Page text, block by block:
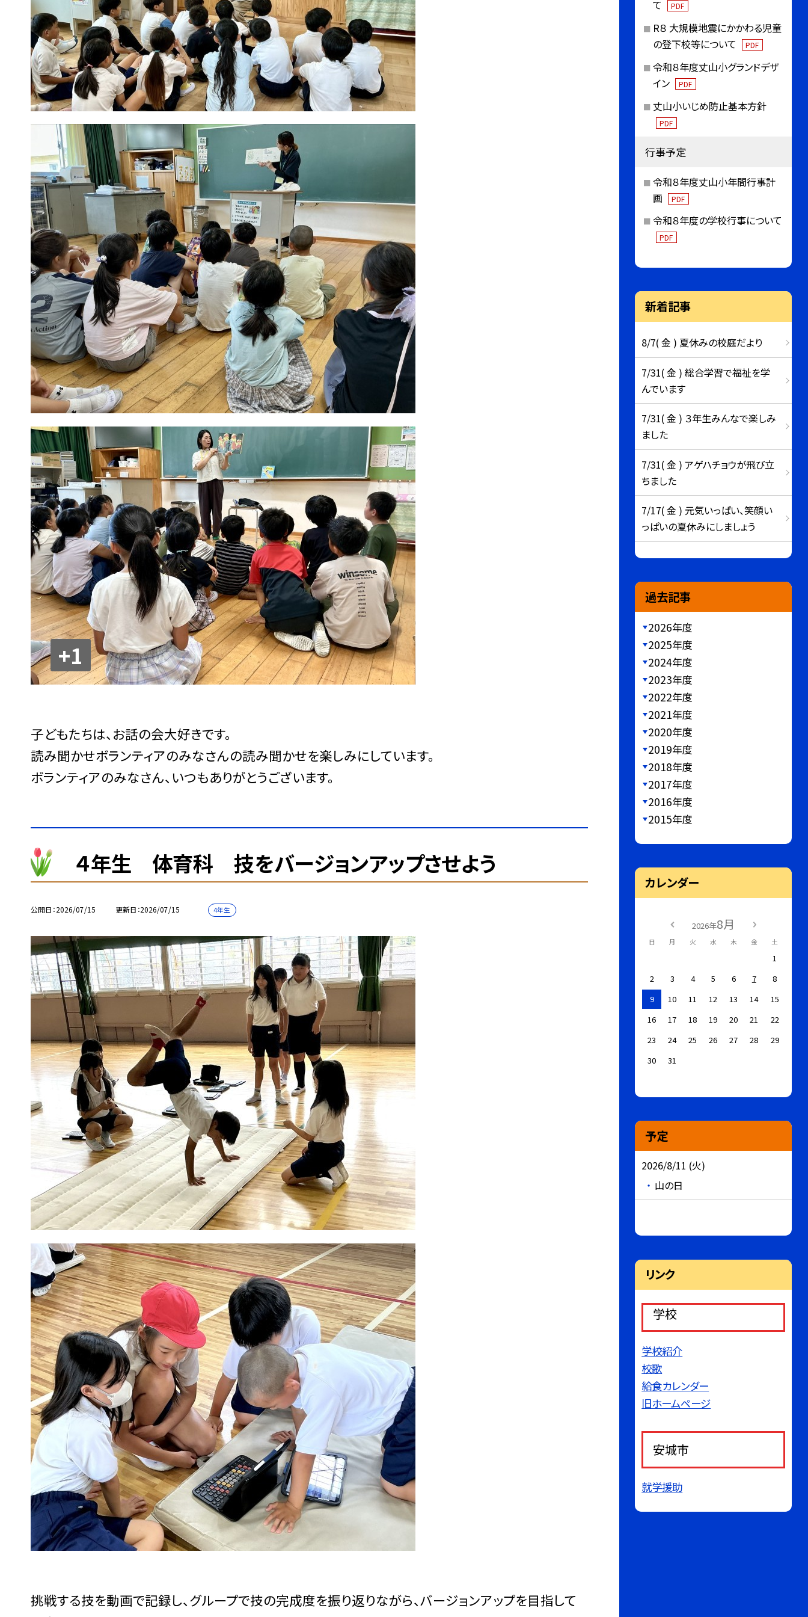
+1
子どもたちは、お話の会大好きです。
読み聞かせボランティアのみなさんの読み聞かせを楽しみにしています。
ボランティアのみなさん、いつもありがとうございます。
４年生 体育科 技をバージョンアップさせよう
公開日 2026/07/15 更新日 2026/07/15 4年生
挑戦する技を動画で記録し、グループで技の完成度を振り返りながら、バージョンアップを目指して
て PDF
R８ 大規模地震にかかわる児童
の登下校等について
PDF
令和８年度丈山小グランドデザ
イン
PDF
丈山小いじめ防止基本方針
PDF
行事予定
令和８年度丈山小年間行事計
画
PDF
令和８年度の学校行事について
PDF
新着記事
8/7( 金 ) 夏休みの校庭だより
7/31( 金 ) 総合学習で福祉を学
んでいます
7/31( 金 ) ３年生みんなで楽しみ
ました
7/31( 金 ) アゲハチョウが飛び立
ちました
7/17( 金 ) 元気いっぱい、笑顔い
っぱいの夏休みにしましょう
過去記事
2026年度
2025年度
2024年度
2023年度
2022年度
2021年度
2020年度
2019年度
2018年度
2017年度
2016年度
2015年度
カレンダー
2026年8月
日 月 火 水 木 金 土
1
2
3 4 5 6 7
8
9
10 11 12 13 14
15
16
17 18 19 20 21
22
23
24 25 26 27 28
29
30
31
予定
2026/8/11 (火)
山の日
リンク
学校
学校紹介
校歌
給食カレンダー
旧ホームページ
安城市
就学援助